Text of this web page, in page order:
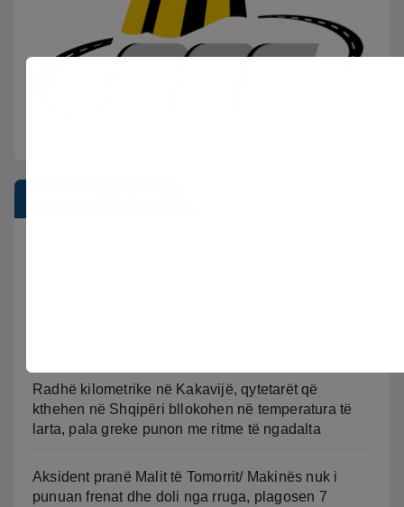
Radhë kilometrike në Kakavijë, qytetarët që
kthehen në Shqipëri bllokohen në temperatura të
larta, pala greke punon me ritme të ngadalta
Aksident pranë Malit të Tomorrit/ Makinës nuk i
punuan frenat dhe doli nga rruga, plagosen 7